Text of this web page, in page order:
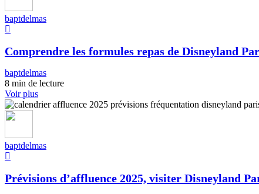
baptdelmas
Comprendre les formules repas de Disneyland
baptdelmas
8 min de lecture
Voir plus
baptdelmas
Prévisions d’affluence 2025, visiter Disneyland